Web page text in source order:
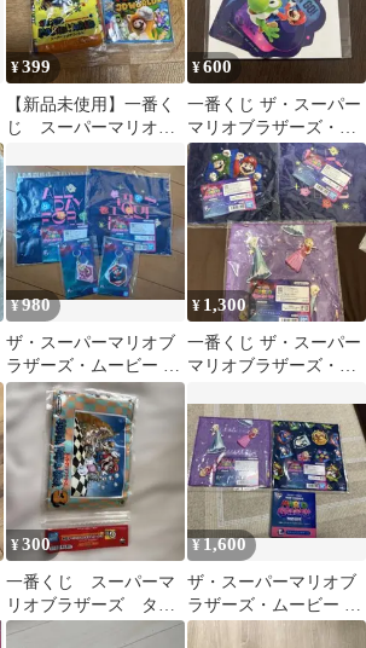
¥399
【新品未使用】一番く
じ スーパーマリオ
クション
¥600
一番くじ ザ・スーパー
マリオブラザーズ・ム
ービー G賞 ステッカー
¥980
ザ・スーパーマリオブ
ラザーズ・ムービー 一
番くじ タオル キーホル
ダー
¥ 1,300
一番くじ ザ・スーパー
マリオブラザーズ・ム
ル 3枚セット
¥300
一番くじ スーパーマ
リオブラザーズ タオ
ルコレクション
¥1,600
ザ・スーパーマリオブ
ラザーズ・ムービー 一
番くじ セット